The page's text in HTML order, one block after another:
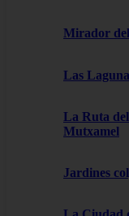
Mirador
Las
La Ruta
Mutxamel
Jardines